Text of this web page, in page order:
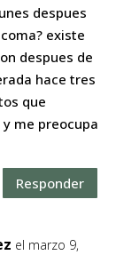
despues
existe
despues de
hace tres
que
me preocupa
Responder
el marzo 9,